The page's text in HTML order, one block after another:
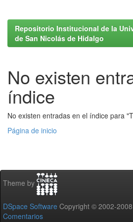
Repositorio Institucional de la
de San Nicolás de Hidalgo
No existen
índice
No existen entradas en el índice para
Página de inicio
Theme by
DSpace Software Copyright © 2002-2008
Comentarios